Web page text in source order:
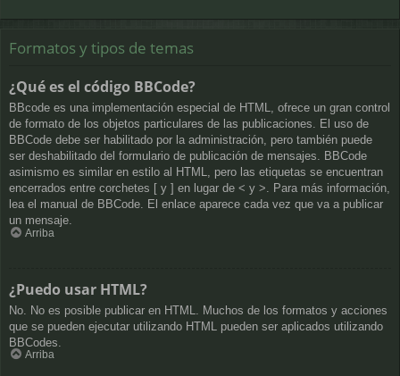
Formatos y tipos de temas
¿Qué es el código BBCode?
BBcode es una implementación especial de HTML, ofrece un gran control
de formato de los objetos particulares de las publicaciones. El uso de
BBCode debe ser habilitado por la administración, pero también puede
ser deshabilitado del formulario de publicación de mensajes. BBCode
asimismo es similar en estilo al HTML, pero las etiquetas se encuentran
encerrados entre corchetes [ y ] en lugar de < y >. Para más información,
lea el manual de BBCode. El enlace aparece cada vez que va a publicar
un mensaje.
Arriba
¿Puedo usar HTML?
No. No es posible publicar en HTML. Muchos de los formatos y acciones
que se pueden ejecutar utilizando HTML pueden ser aplicados utilizando
BBCodes.
Arriba